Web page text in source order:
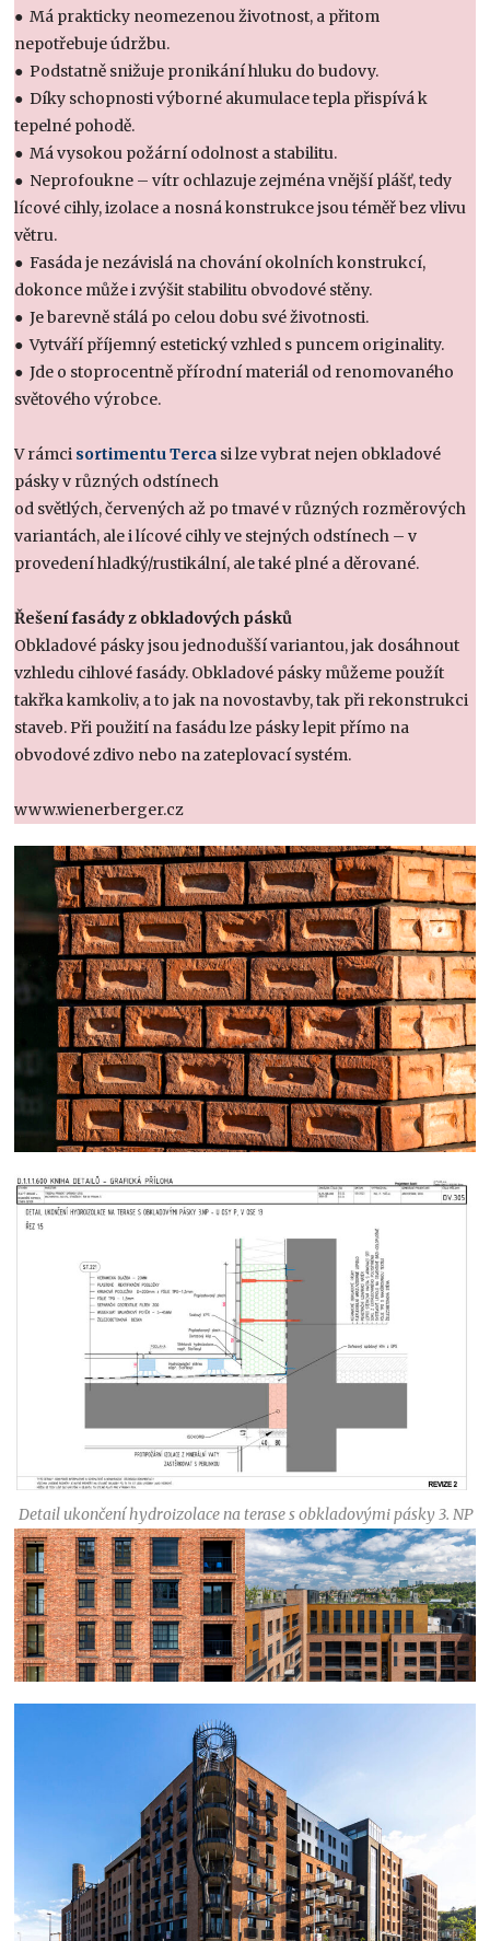
● Má prakticky neomezenou životnost, a přitom
nepotřebuje údržbu.
● Podstatně snižuje pronikání hluku do budovy.
● Díky schopnosti výborné akumulace tepla přispívá k
tepelné pohodě.
● Má vysokou požární odolnost a stabilitu.
● Neprofoukne – vítr ochlazuje zejména vnější plášť, tedy
lícové cihly, izolace a nosná konstrukce jsou téměř bez vlivu
větru.
● Fasáda je nezávislá na chování okolních konstrukcí,
dokonce může i zvýšit stabilitu obvodové stěny.
● Je barevně stálá po celou dobu své životnosti.
● Vytváří příjemný estetický vzhled s puncem originality.
● Jde o stoprocentně přírodní materiál od renomovaného
světového výrobce.
V rámci sortimentu Terca si lze vybrat nejen obkladové
pásky v různých odstínech
od světlých, červených až po tmavé v různých rozměrových
variantách, ale i lícové cihly ve stejných odstínech – v
provedení hladký/rustikální, ale také plné a děrované.
Řešení fasády z obkladových pásků
Obkladové pásky jsou jednodušší variantou, jak dosáhnout
vzhledu cihlové fasády. Obkladové pásky můžeme použít
takřka kamkoliv, a to jak na novostavby, tak při rekonstrukci
staveb. Při použití na fasádu lze pásky lepit přímo na
obvodové zdivo nebo na zateplovací systém.
www.wienerberger.cz
Detail ukončení hydroizolace na terase s obkladovými pásky 3. NP